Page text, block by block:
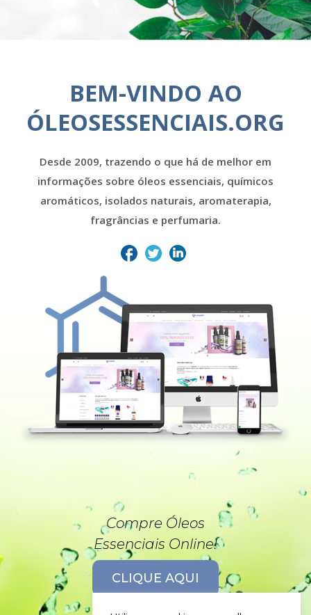
BEM-VINDO AO
ÓLEOSESSENCIAIS.ORG
Desde 2009, trazendo o que há de melhor em
informações sobre óleos essenciais, químicos
aromáticos, isolados naturais, aromaterapia,
fragrâncias e perfumaria.
Compre Óleos
Essenciais Online!
CLIQUE AQUI